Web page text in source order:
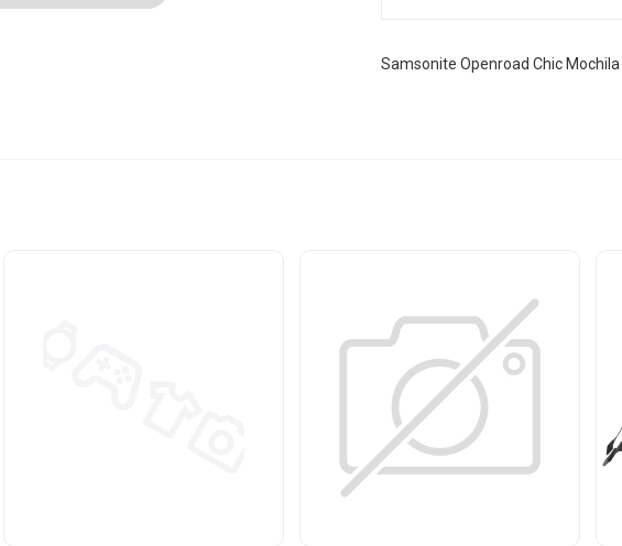
Samsonite Openroad Chic